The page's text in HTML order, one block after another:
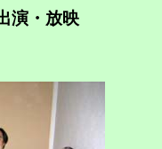
演・放映